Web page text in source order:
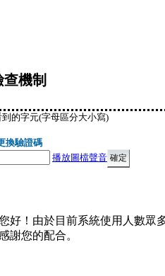
機制
的字元(字母區分大小寫)
換驗證碼
播放圖檔聲音
好！由於目前系統使用人數眾
謝您的配合。